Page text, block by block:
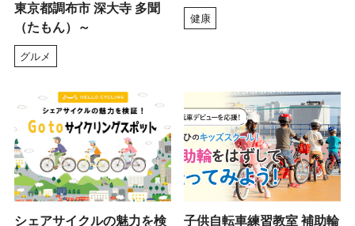
東京都調布市 深大寺 多聞
（たもん）～
グルメ
健康
シェアサイクルの魅力を検
子供自転車練習教室 補助輪